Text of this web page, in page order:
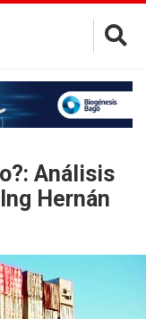
×
Análisis
Hernán